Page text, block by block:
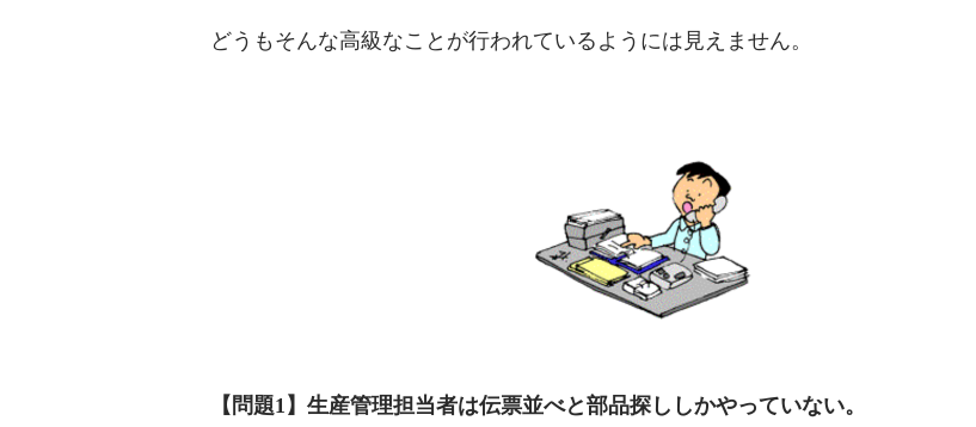
どうもそんな高級なことが行われているようには見えません。
【問題1】生産管理担当者は伝票並べと部品探ししかやっていない。